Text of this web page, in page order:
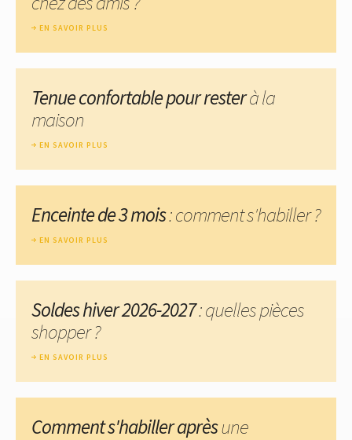
EN SAVOIR PLUS
Tenue confortable pour resterà la
maison
EN SAVOIR PLUS
Enceinte de 3 mois: comment s'habiller ?
EN SAVOIR PLUS
Soldes hiver 2026-2027: quelles pièces
shopper ?
EN SAVOIR PLUS
Comment s'habiller aprèsune